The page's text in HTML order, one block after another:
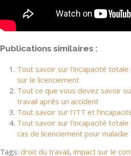
Publications similaires :
Tout savoir sur l’incapacité
sur le licenciement
Tout ce que vous devez savoir
travail après un accident
Tout savoir sur l’ITT et
Tout savoir sur l’incapacité
cas de licenciement pour maladie
Tags: droit du travail, impact sur le